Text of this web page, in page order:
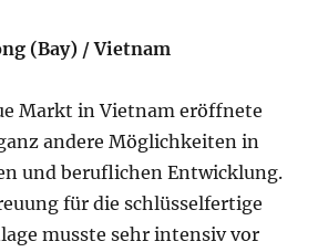
(Bay) / Vietnam
Markt in Vietnam eröffnete
andere Möglichkeiten in
und beruflichen Entwicklung.
für die schlüsselfertige
musste sehr intensiv vor